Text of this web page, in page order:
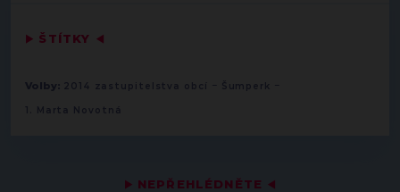
▶ NEPŘEHLÉDNĚTE ◀
▶ ŠTÍTKY ◀
Volby: 2014 zastupitelstva obcí - Šumperk -
1. Marta Novotná